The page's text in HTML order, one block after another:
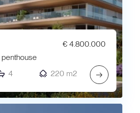
€ 4.800.000
4 220 m2 →